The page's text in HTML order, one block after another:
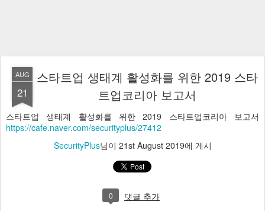
AUG
21
스타트업 생태계 활성화를 위한 2019 스타
트업코리아 보고서
스타트업 생태계 활성화를 위한 2019 스타트업코리아 보고서
https://cafe.naver.com/securityplus/27412
SecurityPlus님이 21st August 2019에 게시
0 댓글 추가